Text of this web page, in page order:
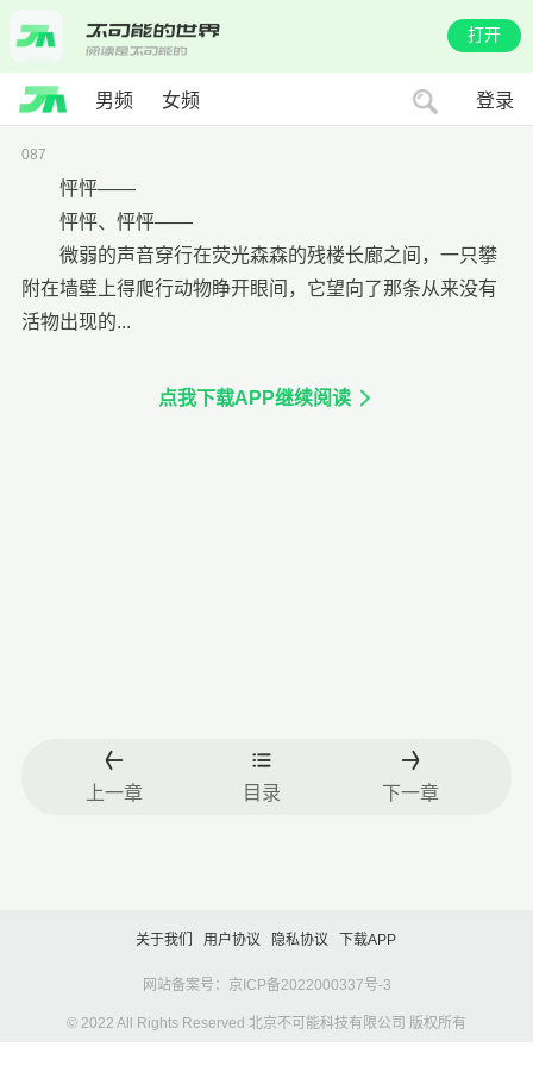
打开
男频 女频 登录
087
怦怦——
怦怦、怦怦——
微弱的声音穿行在荧光森森的残楼长廊之间，一只攀
附在墙壁上得爬行动物睁开眼间，它望向了那条从来没有
活物出现的...
点我下载APP继续阅读
上一章 目录 下一章
关于我们 用户协议 隐私协议 下载APP
网站备案号：京ICP备2022000337号-3
© 2022 All Rights Reserved 北京不可能科技有限公司 版权所有